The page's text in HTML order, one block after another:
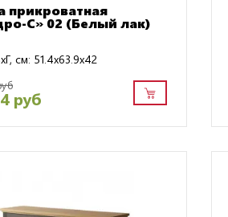
прикроватная
С» 02 (Белый лак)
см: 51.4x63.9x42
руб